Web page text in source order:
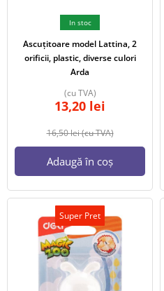
In stoc
Ascuțitoare model Lattina, 2
orificii, plastic, diverse culori
Arda
16,50lei(cu TVA)
13,20 lei
(cu TVA)
Adaugă în coș
Super Pret